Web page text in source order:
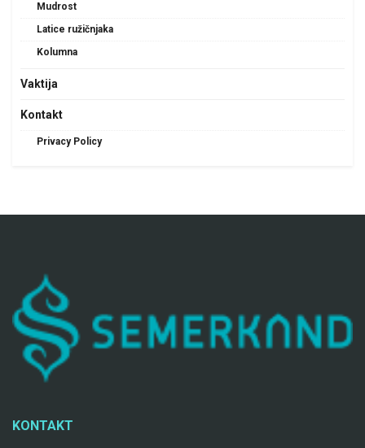
Mudrost
Latice ružičnjaka
Kolumna
Vaktija
Kontakt
Privacy Policy
KONTAKT